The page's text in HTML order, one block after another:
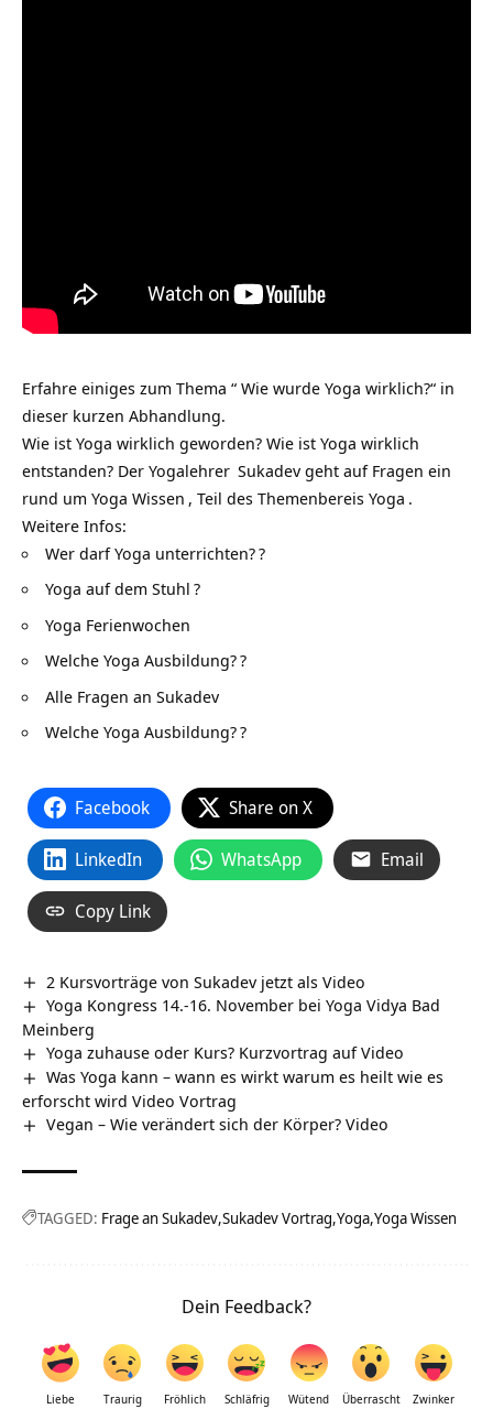
Erfahre einiges zum Thema “ Wie wurde Yoga wirklich?“ in
dieser kurzen Abhandlung.
Wie ist Yoga wirklich geworden? Wie ist Yoga wirklich
entstanden? Der Yogalehrer Sukadev geht auf Fragen ein
rund um Yoga Wissen , Teil des Themenbereis Yoga .
Weitere Infos:
Wer darf Yoga unterrichten??
Yoga auf dem Stuhl ?
Yoga Ferienwochen
Welche Yoga Ausbildung??
Alle Fragen an Sukadev
Welche Yoga Ausbildung??
Facebook Share on X
LinkedIn WhatsApp Email
Copy Link
2 Kursvorträge von Sukadev jetzt als Video
Yoga Kongress 14.-16. November bei Yoga Vidya Bad
Meinberg
Yoga zuhause oder Kurs? Kurzvortrag auf Video
Was Yoga kann – wann es wirkt warum es heilt wie es
erforscht wird Video Vortrag
Vegan – Wie verändert sich der Körper? Video
TAGGED: Frage an Sukadev Sukadev Vortrag Yoga Yoga Wissen
Dein Feedback?
Liebe Traurig Fröhlich Schläfrig Wütend Überrascht Zwinker